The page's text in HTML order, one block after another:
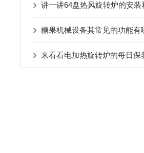
来看看电加热旋转炉的每日保